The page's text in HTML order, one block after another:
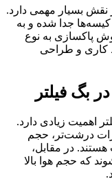
نقش بسیار مهمی دارد.
جدا شده و به
پاکسازی به نوع
کاری و طراحی
بگ فیلتر
اهمیت زیادی دارد.
درشت‌تر، حجم
در مقابل،
که حجم هوا بالا